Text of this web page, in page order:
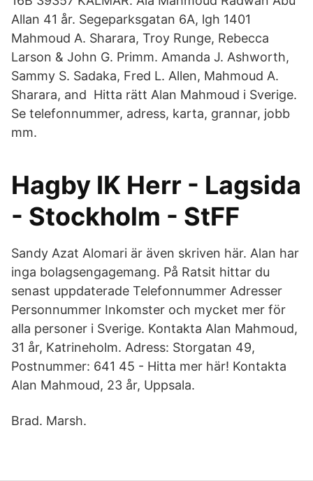
Allan 41 år. Segeparksgatan 6A, lgh 1401
Mahmoud A. Sharara, Troy Runge, Rebecca
Larson & John G. Primm. Amanda J. Ashworth,
Sammy S. Sadaka, Fred L. Allen, Mahmoud A.
Sharara, and Hitta rätt Alan Mahmoud i Sverige.
Se telefonnummer, adress, karta, grannar, jobb
mm.
Hagby IK Herr - Lagsida
- Stockholm - StFF
Sandy Azat Alomari är även skriven här. Alan har
inga bolagsengagemang. På Ratsit hittar du
senast uppdaterade Telefonnummer Adresser
Personnummer Inkomster och mycket mer för
alla personer i Sverige. Kontakta Alan Mahmoud,
31 år, Katrineholm. Adress: Storgatan 49,
Postnummer: 641 45 - Hitta mer här! Kontakta
Alan Mahmoud, 23 år, Uppsala.
Brad. Marsh.